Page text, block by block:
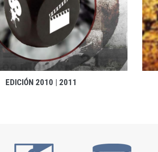
EDICIÓN 2010 | 2011